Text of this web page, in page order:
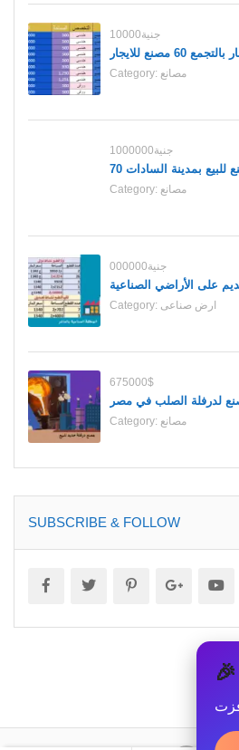
10000جنية
60 مصنع للايجار
Category: مصانع
1000000جنية
للبيع بمدينة السادات
Category: مصانع
000000جنية
على الأراضي الصناعية
Category: ارض صناعى
675000$
لدرفلة الصلب في مصر
Category: مصانع
SUBSCRIBE & FOLLOW